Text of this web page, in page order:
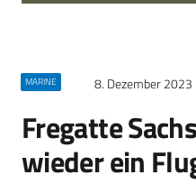
MARINE 8. Dezember 2023
Fregatte
wieder ein